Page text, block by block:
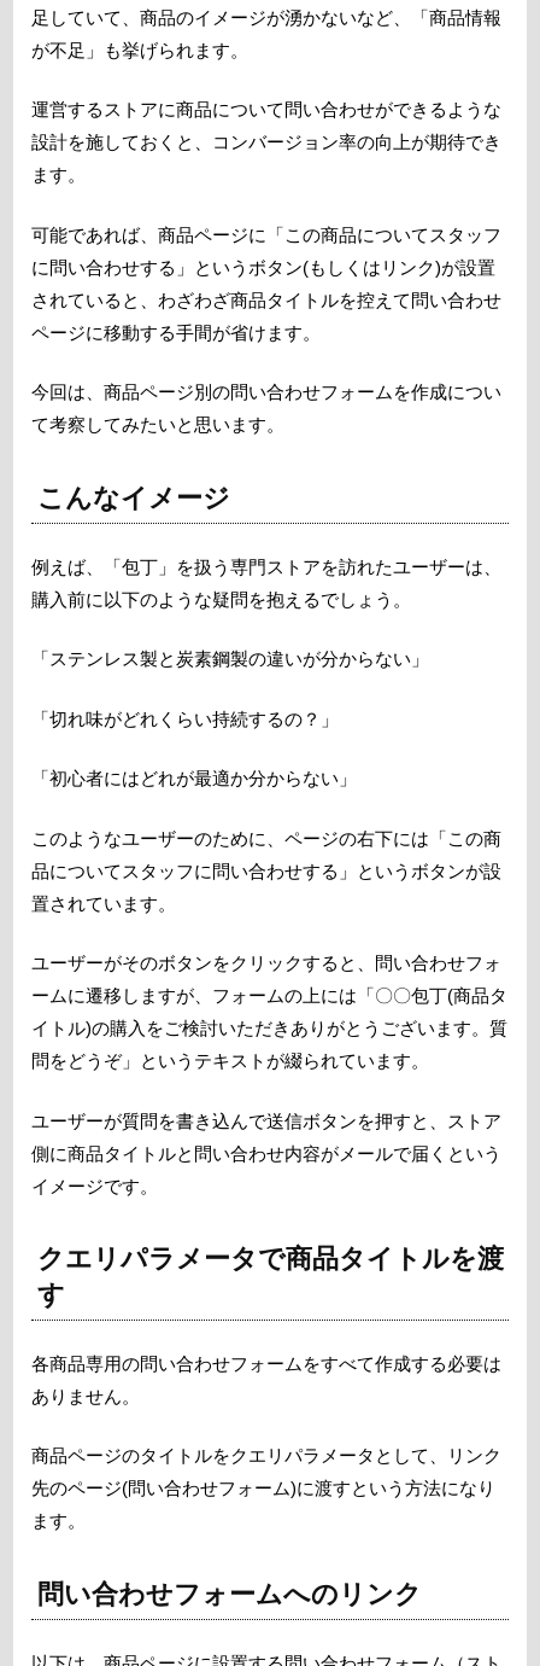
足していて、商品のイメージが湧かないなど、「商品情報
が不足」も挙げられます。
運営するストアに商品について問い合わせができるような
設計を施しておくと、コンバージョン率の向上が期待でき
ます。
可能であれば、商品ページに「この商品についてスタッフ
に問い合わせする」というボタン(もしくはリンク)が設置
されていると、わざわざ商品タイトルを控えて問い合わせ
ページに移動する手間が省けます。
今回は、商品ページ別の問い合わせフォームを作成につい
て考察してみたいと思います。
こんなイメージ
例えば、「包丁」を扱う専門ストアを訪れたユーザーは、
購入前に以下のような疑問を抱えるでしょう。
「ステンレス製と炭素鋼製の違いが分からない」
「切れ味がどれくらい持続するの？」
「初心者にはどれが最適か分からない」
このようなユーザーのために、ページの右下には「この商
品についてスタッフに問い合わせする」というボタンが設
置されています。
ユーザーがそのボタンをクリックすると、問い合わせフォ
ームに遷移しますが、フォームの上には「〇〇包丁(商品タ
イトル)の購入をご検討いただきありがとうございます。質
問をどうぞ」というテキストが綴られています。
ユーザーが質問を書き込んで送信ボタンを押すと、ストア
側に商品タイトルと問い合わせ内容がメールで届くという
イメージです。
クエリパラメータで商品タイトルを渡
す
各商品専用の問い合わせフォームをすべて作成する必要は
ありません。
商品ページのタイトルをクエリパラメータとして、リンク
先のページ(問い合わせフォーム)に渡すという方法になり
ます。
問い合わせフォームへのリンク